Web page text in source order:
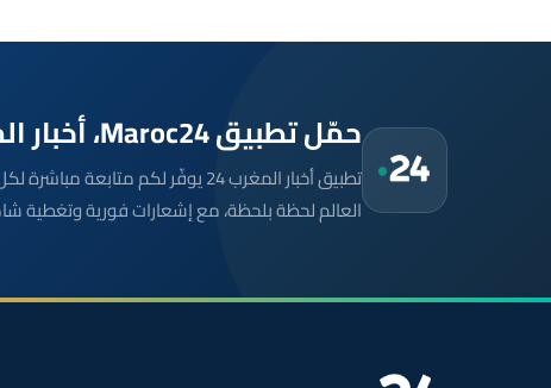
حمّل تطبيق Maroc24، أخبار المغرب تصلك أولاً
تطبيق أخبار المغرب 24 يوفّر لكم
العالم لحظة بلحظة، مع إشعارات فورية وتغطية